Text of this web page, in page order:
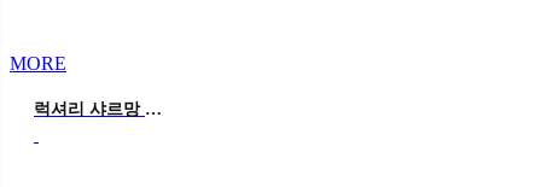
MORE
럭셔리 샤르망 핑크